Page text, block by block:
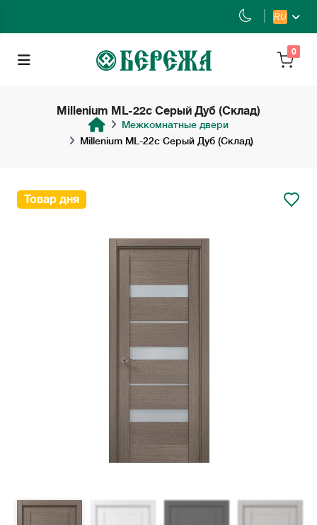
RU
0
Millenium ML-22с Серый Дуб (Склад)
Межкомнатные двери
Millenium ML-22с Серый Дуб (Склад)
Товар дня